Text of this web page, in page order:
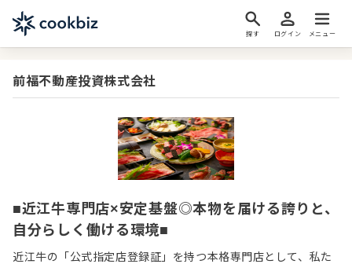
探す ログイン メニュー
前福不動産投資株式会社
■近江牛専門店×安定基盤◎本物を届ける誇りと、
自分らしく働ける環境■
近江牛の「公式指定店登録証」を持つ本格専門店として、私た